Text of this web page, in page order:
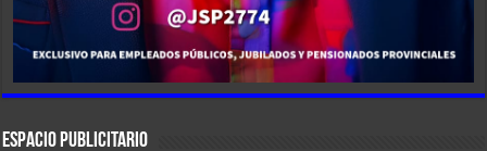
ESPACIO PUBLICITARIO